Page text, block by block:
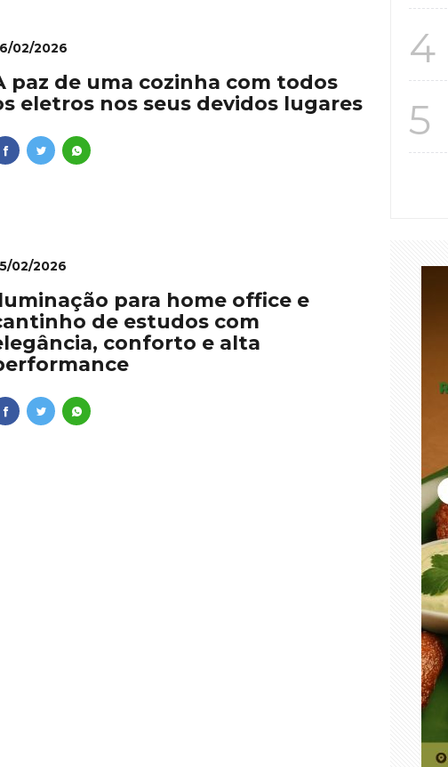
02/2026
paz de uma cozinha com todos
eletros nos seus devidos lugares
02/2026
para home office e
de estudos com
conforto e alta
4
5